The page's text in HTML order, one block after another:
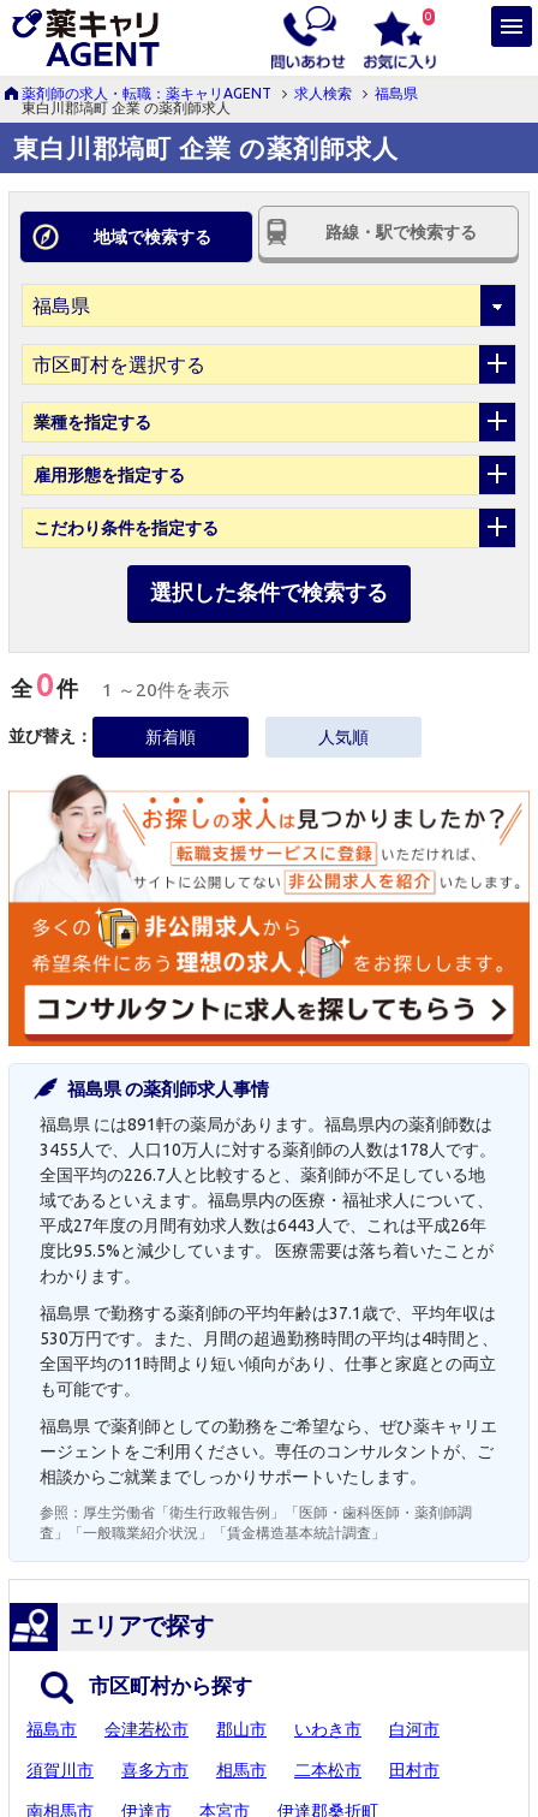
0
薬剤師の求人・転職：薬キャリAGENT 求人検索
福島県
東白川郡塙町 企業 の薬剤師求人
東白川郡塙町 企業 の薬剤師求人
地域で検索する 路線・駅で検索する
市区町村を選択する
業種を指定する
雇用形態を指定する
こだわり条件を指定する
選択した条件で検索する
全0件 1 ～20件を表示
並び替え： 新着順 人気順
福島県 の薬剤師求人事情
福島県 には891軒の薬局があります。福島県内の薬剤師数は
3455人で、人口10万人に対する薬剤師の人数は178人です。
全国平均の226.7人と比較すると、薬剤師が不足している地
域であるといえます。福島県内の医療・福祉求人について、
平成27年度の月間有効求人数は6443人で、これは平成26年
度比95.5%と減少しています。 医療需要は落ち着いたことが
わかります。
福島県 で勤務する薬剤師の平均年齢は37.1歳で、平均年収は
530万円です。また、月間の超過勤務時間の平均は4時間と、
全国平均の11時間より短い傾向があり、仕事と家庭との両立
も可能です。
福島県 で薬剤師としての勤務をご希望なら、ぜひ薬キャリエ
ージェントをご利用ください。専任のコンサルタントが、ご
相談からご就業までしっかりサポートいたします。
参照：厚生労働省「衛生行政報告例」「医師・歯科医師・薬剤師調
査」「一般職業紹介状況」「賃金構造基本統計調査」
エリアで探す
市区町村から探す
福島市 会津若松市 郡山市 いわき市 白河市
須賀川市 喜多方市 相馬市 二本松市 田村市
南相馬市 伊達市 本宮市 伊達郡桑折町